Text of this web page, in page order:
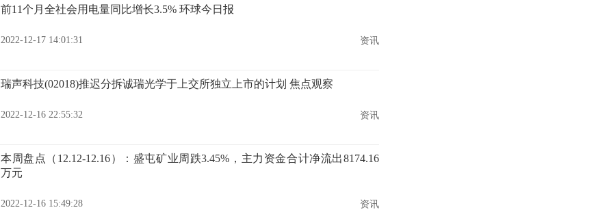
前11个月全社会用电量同比增长3.5% 环球今日报
2022-12-17 14:01:31 资讯
瑞声科技(02018)推迟分拆诚瑞光学于上交所独立上市的计划 焦点观察
2022-12-16 22:55:32 资讯
本周盘点（12.12-12.16）：盛屯矿业周跌3.45%，主力资金合计净流出8174.16
万元
2022-12-16 15:49:28 资讯